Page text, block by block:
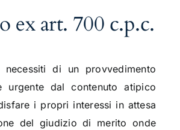
ex art. 700 c.p.c.
necessiti di un provvedimento
urgente dal contenuto atipico
i propri interessi in attesa
del giudizio di merito onde